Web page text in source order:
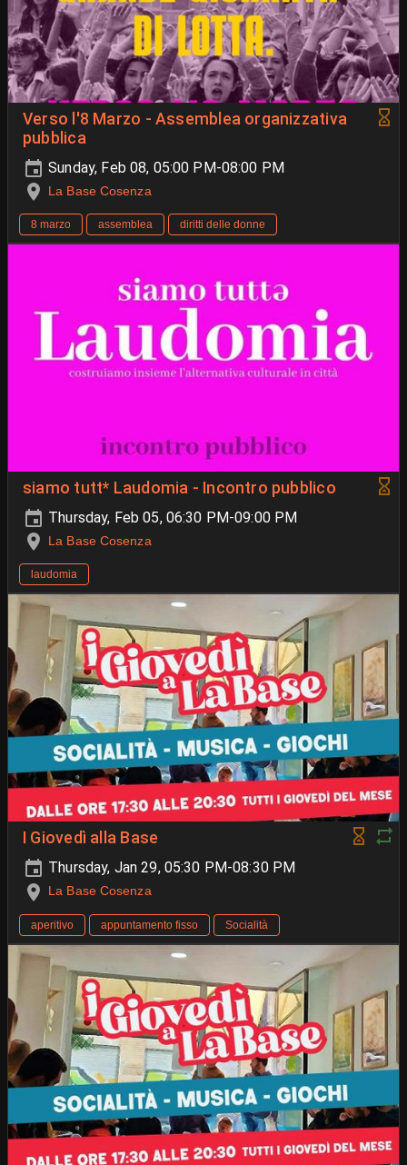
Verso l'8 Marzo - Assemblea organizzativa
pubblica
Sunday, Feb 08, 05:00 PM-08:00 PM
La Base Cosenza
8 marzo assemblea diritti delle donne
siamo tutt* Laudomia - Incontro pubblico
Thursday, Feb 05, 06:30 PM-09:00 PM
La Base Cosenza
laudomia
I Giovedì alla Base
Thursday, Jan 29, 05:30 PM-08:30 PM
La Base Cosenza
aperitivo appuntamento fisso Socialità